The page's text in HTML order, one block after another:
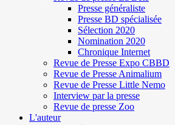
Presse généraliste
Presse BD spécialisée
Sélection 2020
Nomination 2020
Chronique Internet
Revue de Presse Expo CBBD
Revue de Presse Animalium
Revue de Presse Little Nemo
Interview par la presse
Revue de presse Zoo
L'auteur